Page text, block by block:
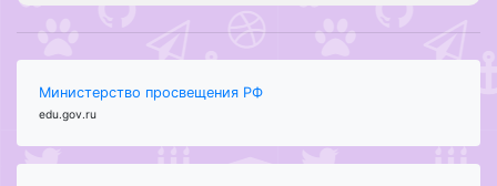
Министерство просвещения РФ
edu.gov.ru